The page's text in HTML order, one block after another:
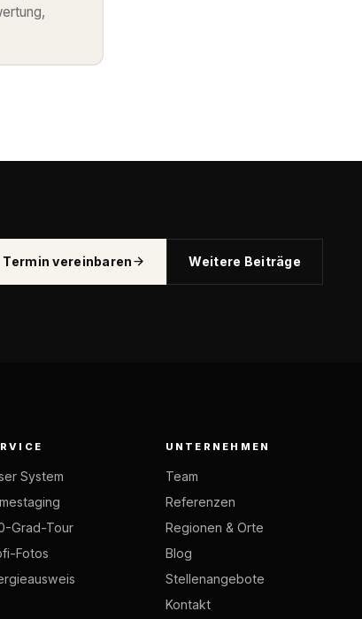
Termin vereinbaren Weitere Beiträge
System
Grad-Tour
Fotos
UNTERNEHMEN
Team
Referenzen
Regionen & Orte
Blog
Stellenangebote
Kontakt